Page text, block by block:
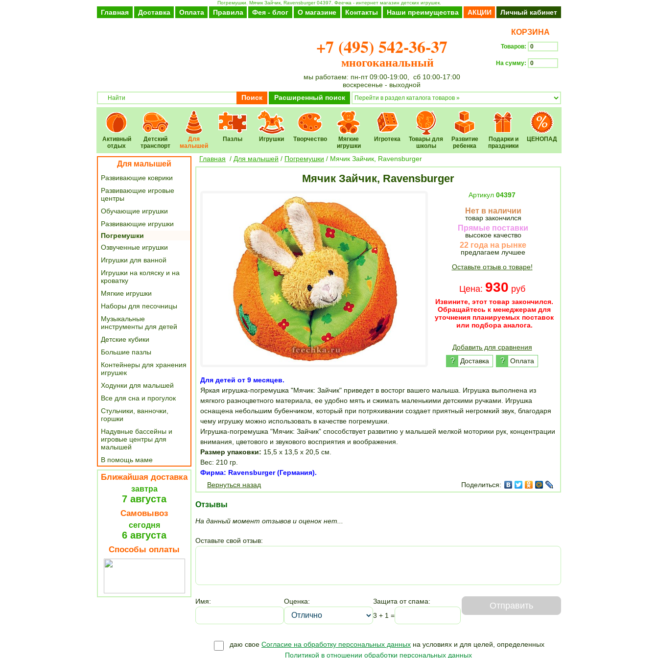
Погремушки. Мячик Зайчик, Ravensburger 04397. Феечка - интернет магазин детских игрушек.
Главная Доставка Оплата Правила Фея - блог О магазине Контакты Наши преимущества АКЦИИ Личный кабинет
+7 (495) 542-36-37
многоканальный
мы работаем: пн-пт 09:00-19:00, сб 10:00-17:00
воскресенье - выходной
КОРЗИНА
Товаров:
На сумму:
Поиск Расширенный поиск
Активный
отдых
Детский
транспорт
Для
малышей
Пазлы Игрушки Творчество
Мягкие
игрушки
Игротека
Товары для
школы
Развитие
ребенка
Подарки и
праздники
ЦЕНОПАД
Для малышей
Развивающие коврики
Развивающие игровые
центры
Обучающие игрушки
Развивающие игрушки
Погремушки
Озвученные игрушки
Игрушки для ванной
Игрушки на коляску и на
кроватку
Мягкие игрушки
Наборы для песочницы
Музыкальные
инструменты для детей
Детские кубики
Большие пазлы
Контейнеры для хранения
игрушек
Ходунки для малышей
Все для сна и прогулок
Стульчики, ванночки,
горшки
Надувные бассейны и
игровые центры для
малышей
В помощь маме
Ближайшая доставка
завтра
7 августа
Самовывоз
сегодня
6 августа
Способы оплаты
Главная / Для малышей / Погремушки / Мячик Зайчик, Ravensburger
Мячик Зайчик, Ravensburger
Артикул 04397
Нет в наличии
товар закончился
Прямые поставки
высокое качество
22 года на рынке
предлагаем лучшее
Оставьте отзыв о товаре!
Цена: 930 руб
Извините, этот товар закончился.
Обращайтесь к менеджерам для
уточнения планируемых поставок
или подбора аналога.
Добавить для сравнения
? Доставка ? Оплата
Для детей от 9 месяцев.
Яркая игрушка-погремушка "Мячик: Зайчик" приведет в восторг вашего малыша. Игрушка выполнена из
мягкого разноцветного материала, ее удобно мять и сжимать маленькими детскими ручками. Игрушка
оснащена небольшим бубенчиком, который при потряхивании создает приятный негромкий звук, благодаря
чему игрушку можно использовать в качестве погремушки.
Игрушка-погремушка "Мячик: Зайчик" способствует развитию у малышей мелкой моторики рук, концентрации
внимания, цветового и звукового восприятия и воображения.
Размер упаковки: 15,5 x 13,5 x 20,5 см.
Вес: 210 гр.
Фирма: Ravensburger (Германия).
Вернуться назад
Поделиться:
Отзывы
На данный момент отзывов и оценок нет...
Оставьте свой отзыв:
Имя: Оценка:
Защита от спама:
3 + 1 =
Отправить
даю свое Согласие на обработку персональных данных на условиях и для целей, определенных
Политикой в отношении обработки персональных данных